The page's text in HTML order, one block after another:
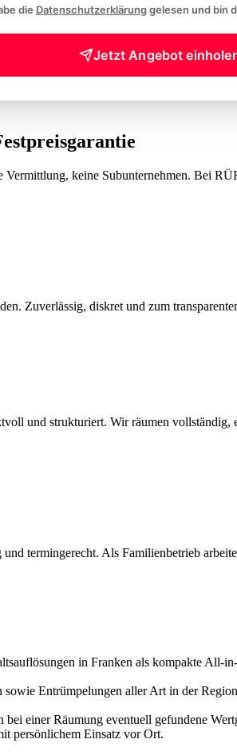
die Datenschutzerklärunggelesen und bin
Jetzt Angebot
keine Subunternehmen. Bei
Zuverlässig, diskret und zum
und strukturiert. Wir räumen
termingerecht. Als Familienbetrieb
in Franken als kompakte All-
Entrümpelungen aller Art in der
einer Räumung eventuell gefundene
persönlichem Einsatz vor Ort.